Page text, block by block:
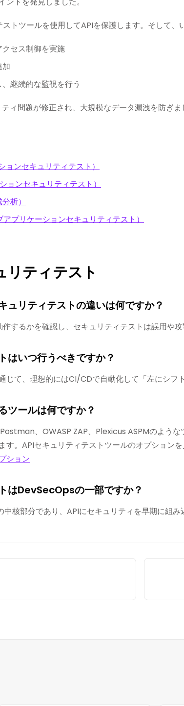
トツールを使用してAPIを保護します。そして
セス制御を実施
加
継続的な監視を行う
ィ問題が修正され、大規模なデータ漏洩を防ぎま
ョンセキュリティテスト）
ョンセキュリティテスト）
析）
プリケーションセキュリティテスト）
リティテスト
ュリティテストの違いは何ですか？
するかを確認し、セキュリティテストは誤用や
はいつ行うべきですか？
じて、理想的にはCI/CDで自動化して「左にシフ
ツールは何ですか？
、OWASP ZAP、Plexicus ASPMのような
す。APIセキュリティテストツールのオプション
ション
はDevSecOpsの一部ですか？
核部分であり、APIにセキュリティを早期に組